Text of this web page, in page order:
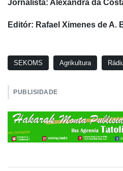
Jornalista: Alexandra da
Editór: Rafael Ximenes de A.
SEKOMS Agrikultura
PUBLISIDADE